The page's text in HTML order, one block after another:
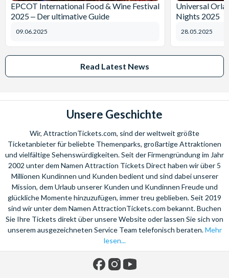
EPCOT International Food & Wine Festival
2025 ‒ Der ultimative Guide
09.06.2025
Universal
Nights 2025
28.05.2025
Read Latest News
Unsere Geschichte
Wir, AttractionTickets.com, sind der weltweit größte
Ticketanbieter für beliebte Themenparks, großartige Attraktionen
und vielfältige Sehenswürdigkeiten. Seit der Firmengründung im Jahr
2002 unter dem Namen Attraction Tickets Direct haben wir über 5
Millionen Kundinnen und Kunden bedient und sind dabei unserer
Mission, dem Urlaub unserer Kunden und Kundinnen Freude und
glückliche Momente hinzuzufügen, immer treu geblieben. Seit 2019
sind wir unter dem Namen AttractionTickets.com bekannt. Buchen
Sie Ihre Tickets direkt über unsere Website oder lassen Sie sich von
unserem ausgezeichneten Service Team telefonisch beraten.Mehr
lesen...